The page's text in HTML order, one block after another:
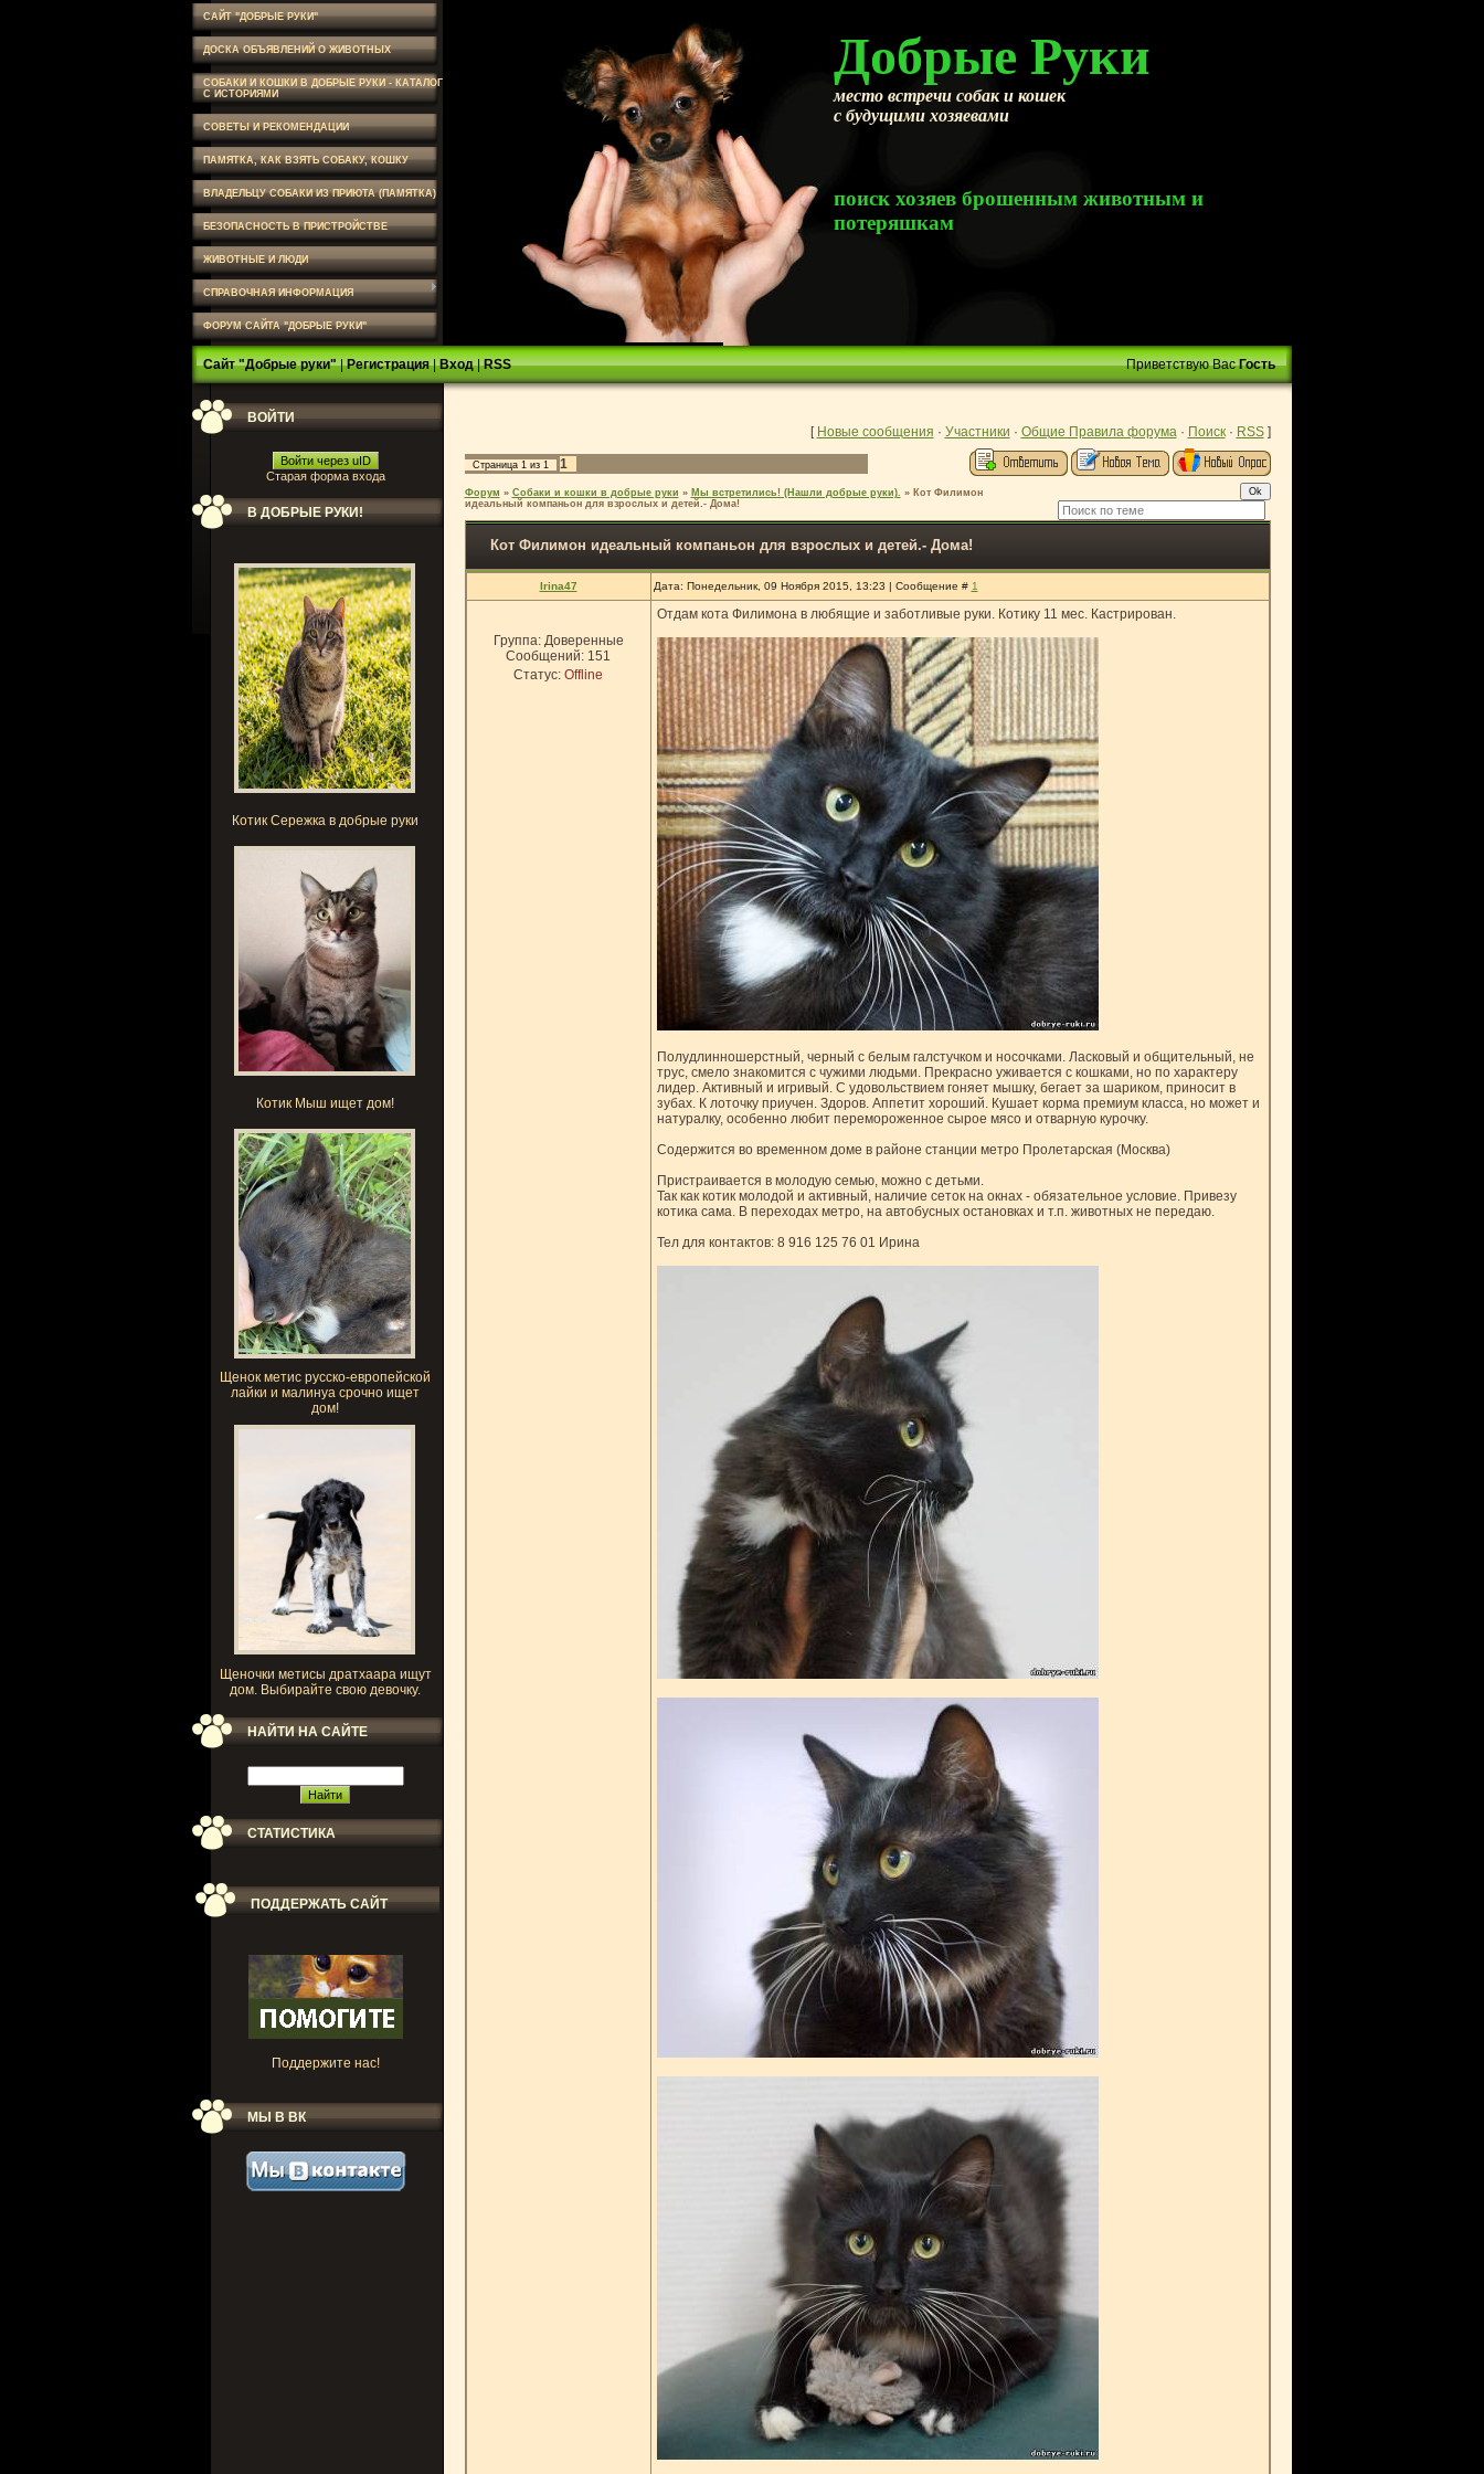
САЙТ "ДОБРЫЕ РУКИ"
ДОСКА ОБЪЯВЛЕНИЙ О ЖИВОТНЫХ
СОБАКИ И КОШКИ В ДОБРЫЕ РУКИ - КАТАЛОГ
С ИСТОРИЯМИ
СОВЕТЫ И РЕКОМЕНДАЦИИ
ПАМЯТКА, КАК ВЗЯТЬ СОБАКУ, КОШКУ
ВЛАДЕЛЬЦУ СОБАКИ ИЗ ПРИЮТА (ПАМЯТКА)
БЕЗОПАСНОСТЬ В ПРИСТРОЙСТВЕ
ЖИВОТНЫЕ И ЛЮДИ
СПРАВОЧНАЯ ИНФОРМАЦИЯ
ФОРУМ САЙТА "ДОБРЫЕ РУКИ"
Добрые Руки
место встречи собак и кошек
с будущими хозяевами
поиск хозяев брошенным животным и
потеряшкам
Сайт "Добрые руки"|Регистрация|Вход|RSS Приветствую Вас Гость
ВОЙТИ
Войти через uID
Старая форма входа
В ДОБРЫЕ РУКИ!
Котик Сережка в добрые руки
Котик Мыш ищет дом!
Щенок метис русско-европейской
лайки и малинуа срочно ищет
дом!
Щеночки метисы дратхаара ищут
дом. Выбирайте свою девочку.
НАЙТИ НА САЙТЕ
СТАТИСТИКА
ПОДДЕРЖАТЬ САЙТ
Поддержите нас!
МЫ В ВК
[ Новые сообщения · Участники · Общие Правила форума· Поиск· RSS]
Страница 1из 1 1
Форум » Собаки и кошки в добрые руки » Мы встретились! (Нашли добрые руки). » Кот Филимон
идеальный компаньон для взрослых и детей.- Дома!
Кот Филимон идеальный компаньон для взрослых и детей.- Дома!
Irina47 Дата: Понедельник, 09 Ноября 2015, 13:23 | Сообщение # 1
Группа: Доверенные
Сообщений: 151
Статус: Offline
Отдам кота Филимона в любящие и заботливые руки. Котику 11 мес. Кастрирован.
Полудлинношерстный, черный с белым галстучком и носочками. Ласковый и общительный, не
трус, смело знакомится с чужими людьми. Прекрасно уживается с кошками, но по характеру
лидер. Активный и игривый. С удовольствием гоняет мышку, бегает за шариком, приносит в
зубах. К лоточку приучен. Здоров. Аппетит хороший. Кушает корма премиум класса, но может и
натуралку, особенно любит перемороженное сырое мясо и отварную курочку.
Содержится во временном доме в районе станции метро Пролетарская (Москва)
Пристраивается в молодую семью, можно с детьми.
Так как котик молодой и активный, наличие сеток на окнах - обязательное условие. Привезу
котика сама. В переходах метро, на автобусных остановках и т.п. животных не передаю.
Тел для контактов: 8 916 125 76 01 Ирина